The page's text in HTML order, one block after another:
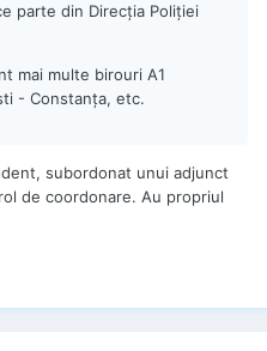
parte din Direcția Poliției
mai multe birouri A1
- Constanța, etc.
subordonat unui adjunct
de coordonare. Au propriul